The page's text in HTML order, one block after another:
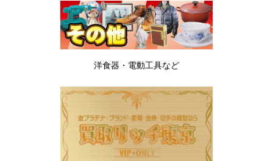
洋食器・電動工具など